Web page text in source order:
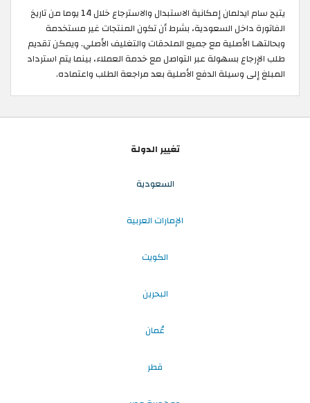
يتيح سام ايدلمان إمكانية الاستبدال والاسترجاع خلال 14 يوما من تاريخ
الفاتورة داخل السعودية، بشرط أن تكون المنتجات غير مستخدمة
وبحالتهـا الأصلية مع جميع الملحقات والتغليف الأصلي. ويمكن تقديم
طلب الإرجاع بسهولة عبر التواصل مع خدمة العملاء، بينما يتم استرداد
المبلغ إلى وسيلة الدفع الأصلية بعد مراجعة الطلب واعتماده.
تغيير الدولة
السعودية
الإمارات العربية
الكويت
البحرين
عُمان
قطر